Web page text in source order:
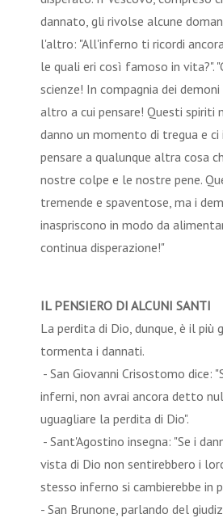
dannato, gli rivolse alcune
l'altro: "All'inferno ti ricordi
le quali eri così famoso in vita?".
scienze! In compagnia dei
altro a cui pensare! Questi spiriti
danno un momento di tregua e ci
pensare a qualunque altra cosa
nostre colpe e le nostre pene.
tremende e spaventose, ma i
inaspriscono in modo da
continua disperazione!"
IL PENSIERO DI ALCUNI SANTI
La perdita di Dio, dunque, è il più
tormenta i dannati.
- San Giovanni Crisostomo dice:
inferni, non avrai ancora detto
uguagliare la perdita di Dio".
- Sant'Agostino insegna: "Se i
vista di Dio non sentirebbero i
stesso inferno si cambierebbe in
- San Brunone, parlando del